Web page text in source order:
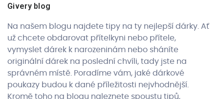
Givery blog
Na našem blogu najdete tipy na ty nejlepší dárky. Ať
už chcete obdarovat přítelkyni nebo přítele,
vymyslet dárek k narozeninám nebo sháníte
originální dárek na poslední chvíli, tady jste na
správném místě. Poradíme vám, jaké dárkové
poukazy budou k dané příležitosti nejvhodnější.
Kromě toho na blogu naleznete spoustu tipů,